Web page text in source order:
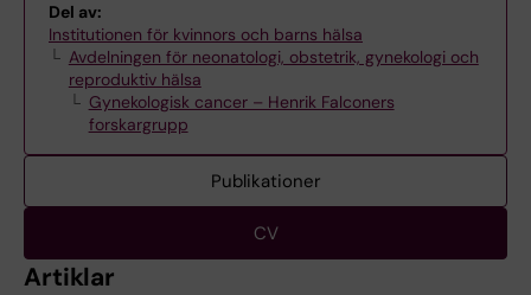
Del av:
Institutionen för kvinnors och barns hälsa
Avdelningen för neonatologi, obstetrik, gynekologi och
reproduktiv hälsa
Gynekologisk cancer – Henrik Falconers
forskargrupp
Publikationer
CV
Artiklar